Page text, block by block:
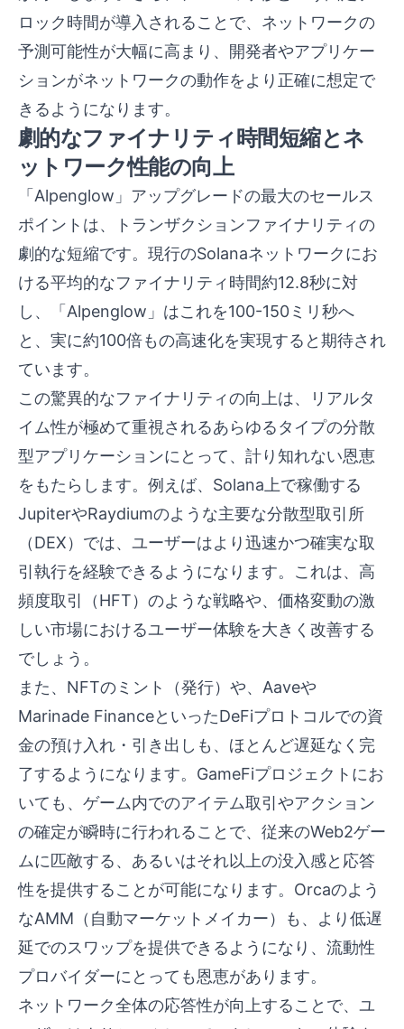
ロック時間が導入されることで、ネットワークの
予測可能性が大幅に高まり、開発者やアプリケー
ションがネットワークの動作をより正確に想定で
きるようになります。
劇的なファイナリティ時間短縮とネ
ットワーク性能の向上
「Alpenglow」アップグレードの最大のセールス
ポイントは、トランザクションファイナリティの
劇的な短縮です。現行のSolanaネットワークにお
ける平均的なファイナリティ時間約12.8秒に対
し、「Alpenglow」はこれを100-150ミリ秒へ
と、実に約100倍もの高速化を実現すると期待され
ています。
この驚異的なファイナリティの向上は、リアルタ
イム性が極めて重視されるあらゆるタイプの分散
型アプリケーションにとって、計り知れない恩恵
をもたらします。例えば、Solana上で稼働する
JupiterやRaydiumのような主要な分散型取引所
（DEX）では、ユーザーはより迅速かつ確実な取
引執行を経験できるようになります。これは、高
頻度取引（HFT）のような戦略や、価格変動の激
しい市場におけるユーザー体験を大きく改善する
でしょう。
また、NFTのミント（発行）や、Aaveや
Marinade FinanceといったDeFiプロトコルでの資
金の預け入れ・引き出しも、ほとんど遅延なく完
了するようになります。GameFiプロジェクトにお
いても、ゲーム内でのアイテム取引やアクション
の確定が瞬時に行われることで、従来のWeb2ゲー
ムに匹敵する、あるいはそれ以上の没入感と応答
性を提供することが可能になります。Orcaのよう
なAMM（自動マーケットメイカー）も、より低遅
延でのスワップを提供できるようになり、流動性
プロバイダーにとっても恩恵があります。
ネットワーク全体の応答性が向上することで、ユ